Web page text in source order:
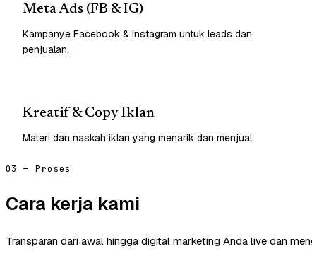
Meta Ads (FB & IG)
Kampanye Facebook & Instagram untuk leads dan
penjualan.
Kreatif & Copy Iklan
Materi dan naskah iklan yang menarik dan menjual.
03 — Proses
Cara kerja kami
Transparan dari awal hingga digital marketing Anda live dan